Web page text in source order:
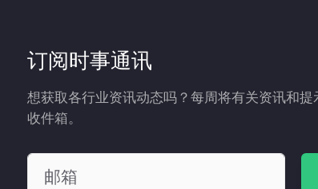
订阅时事通讯
想获取各行业资讯动态吗？每周将有关资讯和提
收件箱。